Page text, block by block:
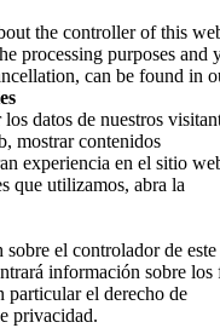
the controller of this
processing purposes and
can be found in
datos de nuestros
mostrar contenidos
experiencia en el sitio
que utilizamos, abra la
el controlador de
información sobre los
particular el derecho de
privacidad.